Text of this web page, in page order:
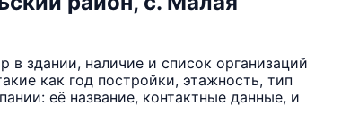
здании, наличие и список организаций
как год постройки, этажность, тип
её название, контактные данные, и